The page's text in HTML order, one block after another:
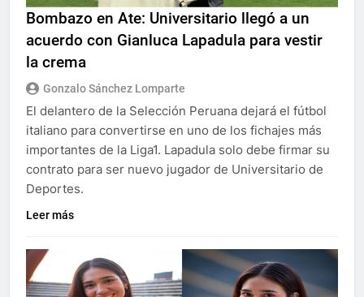
Bombazo en Ate: Universitario llegó a un
acuerdo con Gianluca Lapadula para vestir
la crema
Gonzalo Sánchez Lomparte
El delantero de la Selección Peruana dejará el fútbol
italiano para convertirse en uno de los fichajes más
importantes de la Liga1. Lapadula solo debe firmar su
contrato para ser nuevo jugador de Universitario de
Deportes.
Leer más